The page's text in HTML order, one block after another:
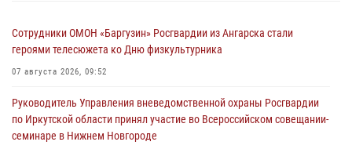
Сотрудники ОМОН «Баргузин» Росгвардии из Ангарска стали
героями телесюжета ко Дню физкультурника
07 августа 2026, 09:52
Руководитель Управления вневедомственной охраны Росгвардии
по Иркутской области принял участие во Всероссийском совещании-
семинаре в Нижнем Новгороде